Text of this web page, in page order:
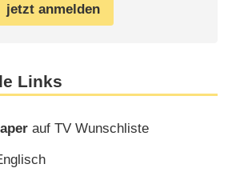
jetzt anmelden
Links
auf TV Wunschliste